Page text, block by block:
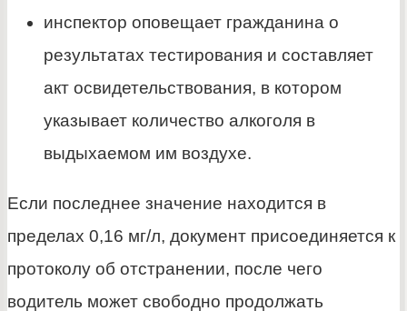
инспектор оповещает гражданина о
результатах тестирования и составляет
акт освидетельствования, в котором
указывает количество алкоголя в
выдыхаемом им воздухе.
Если последнее значение находится в
пределах 0,16 мг/л, документ присоединяется к
протоколу об отстранении, после чего
водитель может свободно продолжать